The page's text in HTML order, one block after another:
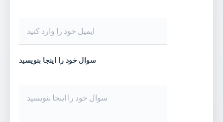
سوال خود را اینجا بنویسید